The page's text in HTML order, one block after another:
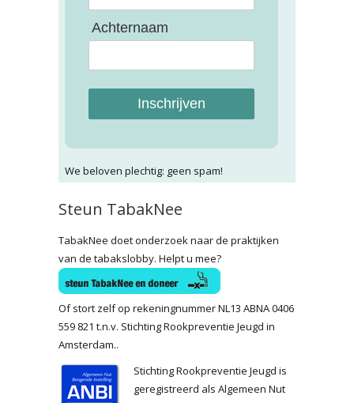
Achternaam
Inschrijven
We beloven plechtig: geen spam!
Steun TabakNee
TabakNee doet onderzoek naar de praktijken
van de tabakslobby. Helpt u mee?
Of stort zelf op rekeningnummer NL13 ABNA 0406
559 821 t.n.v. Stichting Rookpreventie Jeugd in
Amsterdam..
Stichting Rookpreventie Jeugd is
geregistreerd als Algemeen Nut